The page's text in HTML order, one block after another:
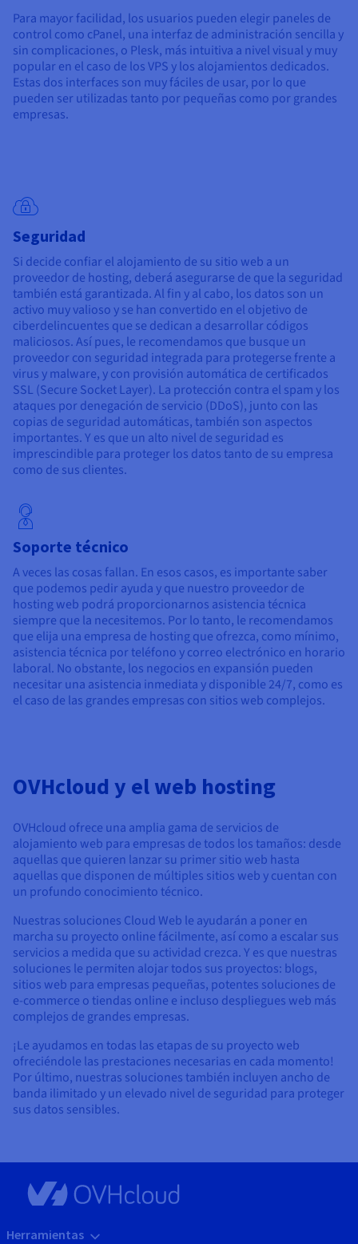
Para mayor facilidad, los usuarios pueden elegir paneles de
control como cPanel, una interfaz de administración sencilla y
sin complicaciones, o Plesk, más intuitiva a nivel visual y muy
popular en el caso de los VPS y los alojamientos dedicados.
Estas dos interfaces son muy fáciles de usar, por lo que
pueden ser utilizadas tanto por pequeñas como por grandes
empresas.
Soporte técnico
A veces las cosas fallan. En esos casos, es importante saber
que podemos pedir ayuda y que nuestro proveedor de
hosting web podrá proporcionarnos asistencia técnica
siempre que la necesitemos. Por lo tanto, le recomendamos
que elija una empresa de hosting que ofrezca, como mínimo,
asistencia técnica por teléfono y correo electrónico en horario
laboral. No obstante, los negocios en expansión pueden
necesitar una asistencia inmediata y disponible 24/7, como es
el caso de las grandes empresas con sitios web complejos.
Seguridad
Si decide confiar el alojamiento de su sitio web a un
proveedor de hosting, deberá asegurarse de que la seguridad
también está garantizada. Al fin y al cabo, los datos son un
activo muy valioso y se han convertido en el objetivo de
ciberdelincuentes que se dedican a desarrollar códigos
maliciosos. Así pues, le recomendamos que busque un
proveedor con seguridad integrada para protegerse frente a
virus y malware, y con provisión automática de certificados
SSL (Secure Socket Layer). La protección contra el spam y los
ataques por denegación de servicio (DDoS), junto con las
copias de seguridad automáticas, también son aspectos
importantes. Y es que un alto nivel de seguridad es
imprescindible para proteger los datos tanto de su empresa
como de sus clientes.
OVHcloud y el web hosting
OVHcloud ofrece una amplia gama de servicios de
alojamiento web para empresas de todos los tamaños: desde
aquellas que quieren lanzar su primer sitio web hasta
aquellas que disponen de múltiples sitios web y cuentan con
un profundo conocimiento técnico.
Nuestras soluciones Cloud Web le ayudarán a poner en
marcha su proyecto online fácilmente, así como a escalar sus
servicios a medida que su actividad crezca. Y es que nuestras
soluciones le permiten alojar todos sus proyectos: blogs,
sitios web para empresas pequeñas, potentes soluciones de
e-commerce o tiendas online e incluso despliegues web más
complejos de grandes empresas.
¡Le ayudamos en todas las etapas de su proyecto web
ofreciéndole las prestaciones necesarias en cada momento!
Por último, nuestras soluciones también incluyen ancho de
banda ilimitado y un elevado nivel de seguridad para proteger
sus datos sensibles.
Herramientas